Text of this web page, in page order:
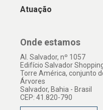
Atuação
Onde estamos
Al. Salvador, nº 1057
Edifício Salvador
Torre América, conjunto
Árvores
Salvador, Bahia - Brasil
CEP: 41.820-790